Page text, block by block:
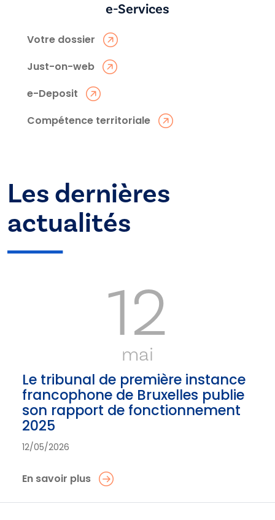
e-Services
Votre dossier
Just-on-web
e-Deposit
Compétence territoriale
Les dernières
actualités
12
mai
Le tribunal de première instance
francophone de Bruxelles publie
son rapport de fonctionnement
2025
12/05/2026
En savoir plus